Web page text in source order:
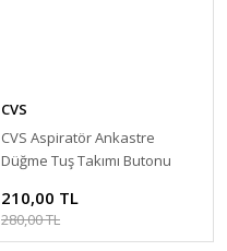
CVS
CVS Aspiratör Ankastre
Düğme Tuş Takımı Butonu
210,00 TL
280,00 TL